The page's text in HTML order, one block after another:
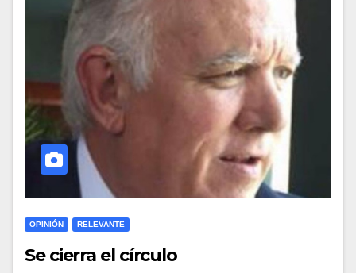
OPINIÓN RELEVANTE
Se cierra el círculo